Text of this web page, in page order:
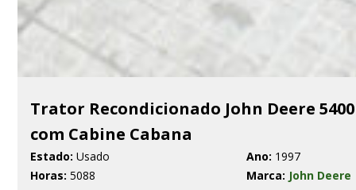
Trator Recondicionado John Deere
com Cabine Cabana
Estado: Usado Ano: 1997
Horas: 5088 Marca: John Deere